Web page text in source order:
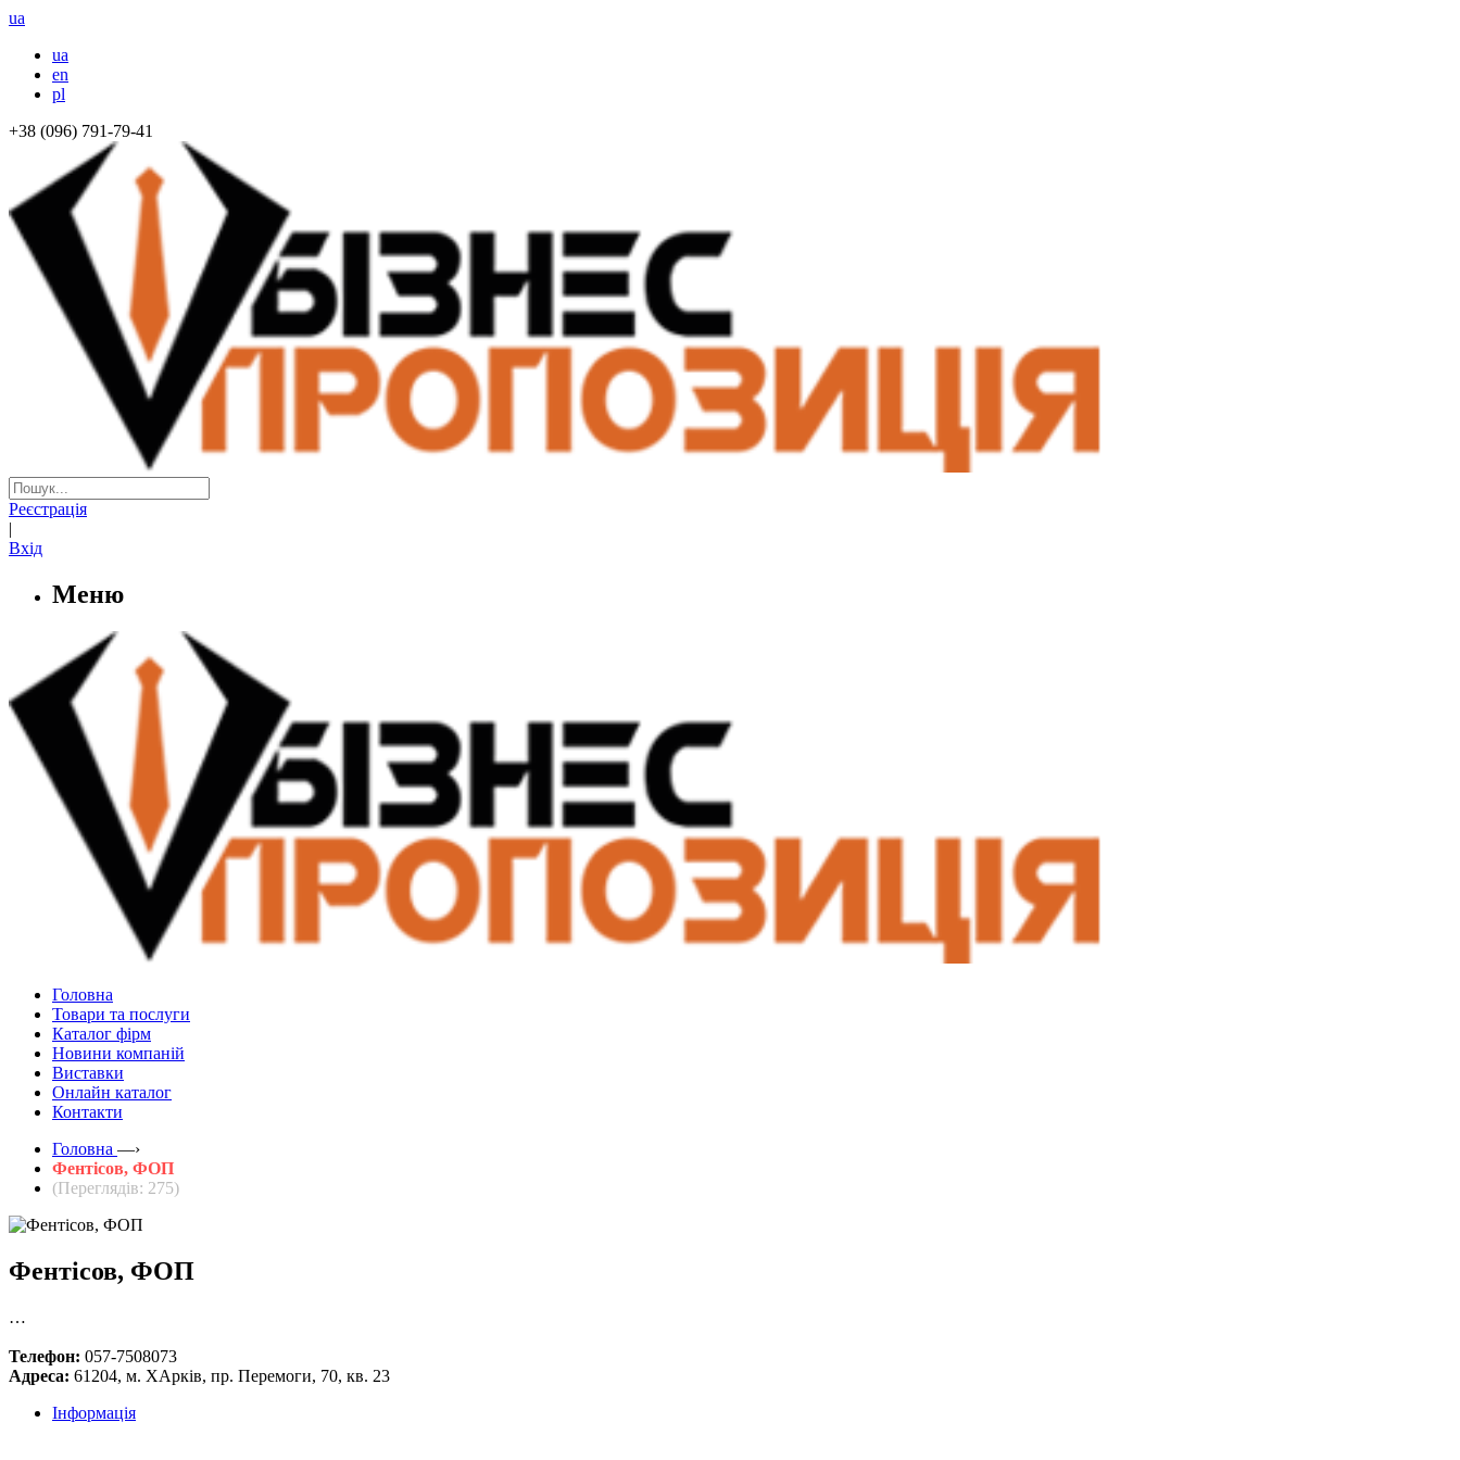
ua
ua
en
pl
+38 (096) 791-79-41
Реєстрація
|
Вхід
Меню
Головна
Товари та послуги
Каталог фірм
Новини компаній
Виставки
Онлайн каталог
Контакти
Головна —›
Фентісов, ФОП
(Переглядів: 275)
Фентісов, ФОП
…
Телефон: 057-7508073
Адреса: 61204, м. ХАрків, пр. Перемоги, 70, кв. 23
Інформація